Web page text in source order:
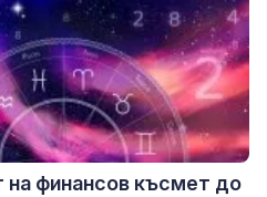
финансов късмет до